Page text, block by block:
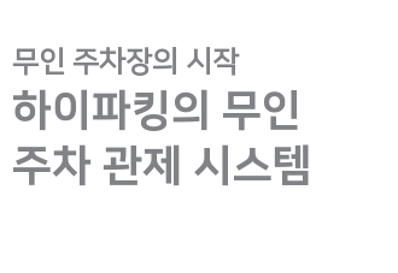
무인 주차장의 시작
하이파킹의 무인
주차 관제 시스템